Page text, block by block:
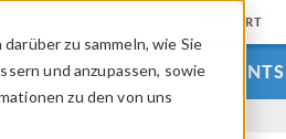
zu sammeln, wie Sie
und anzupassen, sowie
zu den von uns
SUPPORT
VIDEOS EVENTS